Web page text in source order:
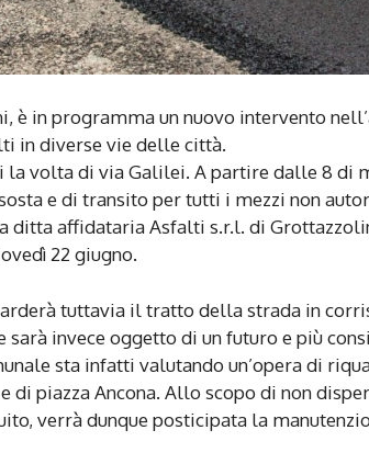
è in programma un nuovo intervento
in diverse vie delle città.
volta di via Galilei. A partire dalle 8 di
e di transito per tutti i mezzi non
ditta affidataria Asfalti s.r.l. di
22 giugno.
tuttavia il tratto della strada in
sarà invece oggetto di un futuro e più
sta infatti valutando un’opera di
di piazza Ancona. Allo scopo di non
verrà dunque posticipata la